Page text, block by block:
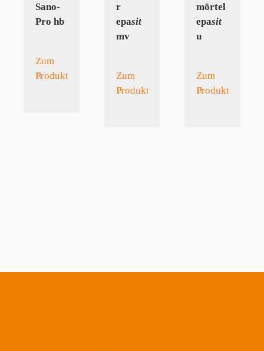
Sano­
Pro hb
Zum
Produkt
r
epasit
mv
Zum
Produkt
mörtel
epasit
u
Zum
Produkt